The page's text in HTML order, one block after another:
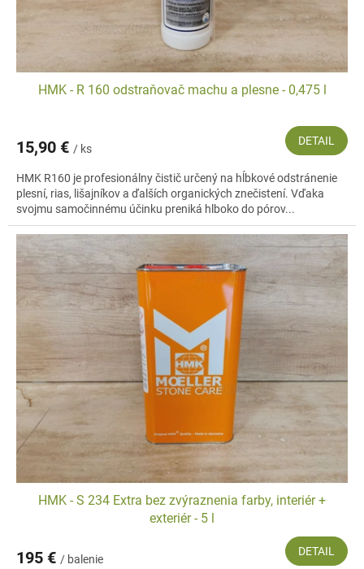
HMK - R 160 odstraňovač machu a plesne - 0,475 l
15,90 € / ks
DETAIL
HMK R160 je profesionálny čistič určený na hĺbkové odstránenie
plesní, rias, lišajníkov a ďalších organických znečistení. Vďaka
svojmu samočinnému účinku preniká hlboko do pórov...
HMK - S 234 Extra bez zvýraznenia farby, interiér +
exteriér - 5 l
195 € / balenie
DETAIL